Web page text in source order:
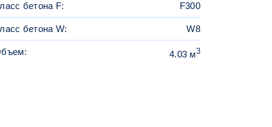
бетона F: F300
бетона W: W8
4.03 м3